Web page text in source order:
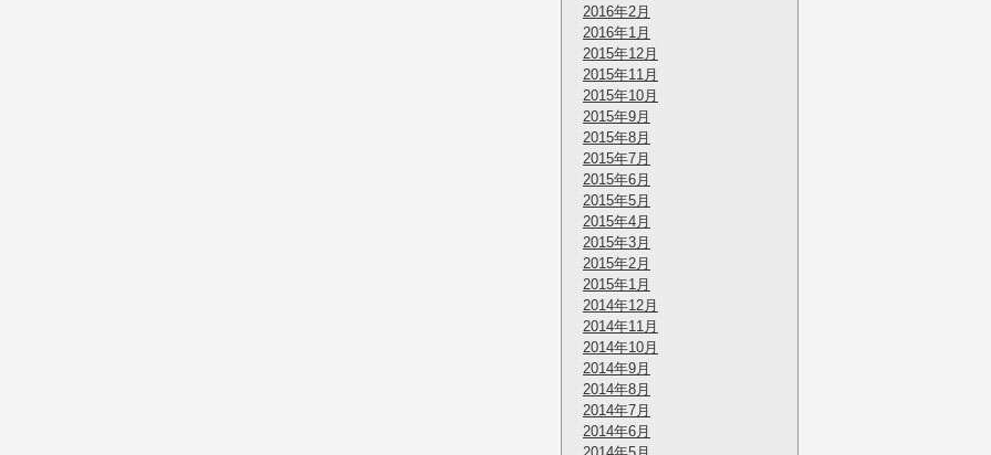
2016年2月
2016年1月
2015年12月
2015年11月
2015年10月
2015年9月
2015年8月
2015年7月
2015年6月
2015年5月
2015年4月
2015年3月
2015年2月
2015年1月
2014年12月
2014年11月
2014年10月
2014年9月
2014年8月
2014年7月
2014年6月